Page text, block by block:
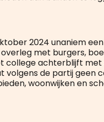
2024 unaniem
met burgers,
college achterblijft met
volgens de partij geen
woonwijken en